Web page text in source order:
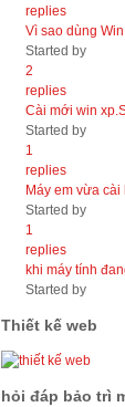
replies
Vì sao dùng
Started by
2
replies
Cài mới win
Started by
1
replies
Máy em vừa
Started by
1
replies
khi máy tính
Started by
Thiết kế web
hỏi đáp bảo trì